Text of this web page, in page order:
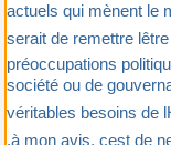
actuels qui mènent le
serait de remettre
préoccupations
société ou de
véritables besoins de
,à mon avis, cest de